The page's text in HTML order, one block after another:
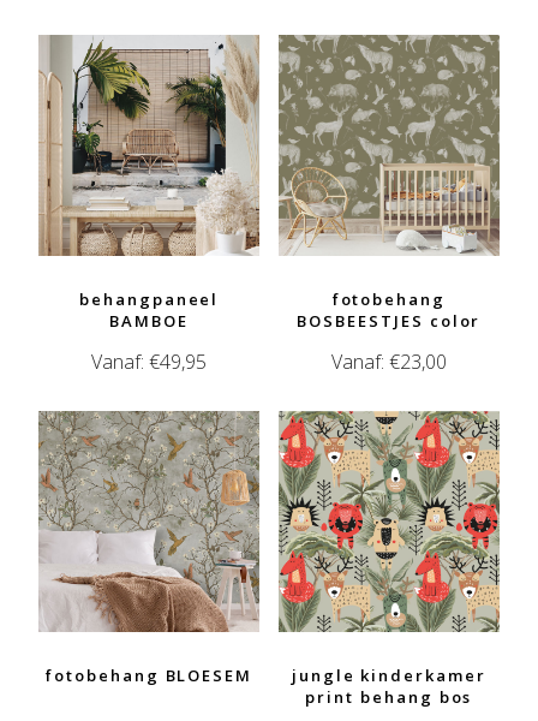
behangpaneel
BAMBOE
Vanaf:€49,95
fotobehang
BOSBEESTJES color
Vanaf: €23,00
fotobehang BLOESEM
jungle kinderkamer
print behang bos